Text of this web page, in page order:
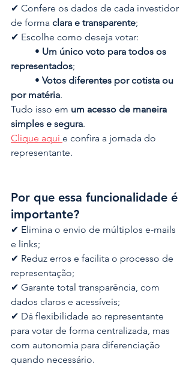
✔ Confere os dados de cada investidor
de forma clara e transparente;
✔ Escolhe como deseja votar:
	•
Um único voto para todos os
representados;
	•
Votos diferentes por cotista ou
por matéria.
Tudo isso em um acesso de maneira
simples e segura.
Clique aqui e confira a jornada do
representante.
Por que essa funcionalidade é
importante?
✔ Elimina o envio de múltiplos e-mails
e links;
✔ Reduz erros e facilita o processo de
representação;
✔ Garante total transparência, com
dados claros e acessíveis;
✔ Dá flexibilidade ao representante
para votar de forma centralizada, mas
com autonomia para diferenciação
quando necessário.